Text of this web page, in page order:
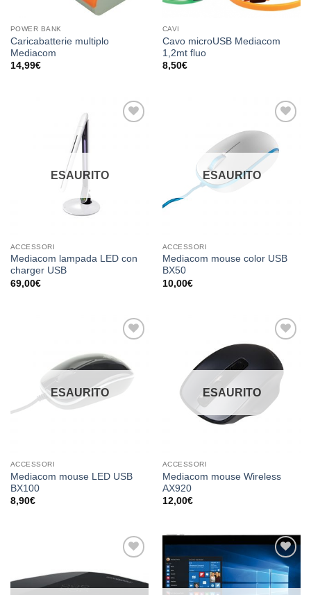
POWER BANK
Caricabatterie multiplo
Mediacom
14,99€
CAVI
Cavo microUSB Mediacom
1,2mt fluo
8,50€
ESAURITO
ACCESSORI
Mediacom lampada LED con
charger USB
69,00€
Aggiungi
alla lista
dei
desideri
ESAURITO
ACCESSORI
Mediacom mouse color USB
BX50
10,00€
alla lista
dei
desideri
ESAURITO
ACCESSORI
Mediacom mouse LED USB
BX100
8,90€
Aggiungi
alla lista
dei
desideri
ESAURITO
ACCESSORI
Mediacom mouse Wireless
AX920
12,00€
alla lista
dei
Aggiungi
alla lista
dei